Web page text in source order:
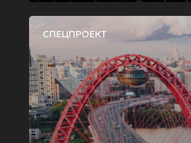
СПЕЦПРОЕКТ